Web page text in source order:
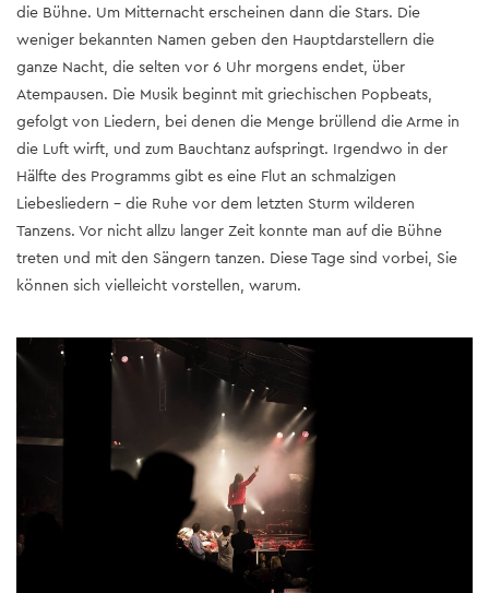
die Bühne. Um Mitternacht erscheinen dann die Stars. Die
weniger bekannten Namen geben den Hauptdarstellern die
ganze Nacht, die selten vor 6 Uhr morgens endet, über
Atempausen. Die Musik beginnt mit griechischen Popbeats,
gefolgt von Liedern, bei denen die Menge brüllend die Arme in
die Luft wirft, und zum Bauchtanz aufspringt. Irgendwo in der
Hälfte des Programms gibt es eine Flut an schmalzigen
Liebesliedern - die Ruhe vor dem letzten Sturm wilderen
Tanzens. Vor nicht allzu langer Zeit konnte man auf die Bühne
treten und mit den Sängern tanzen. Diese Tage sind vorbei, Sie
können sich vielleicht vorstellen, warum.